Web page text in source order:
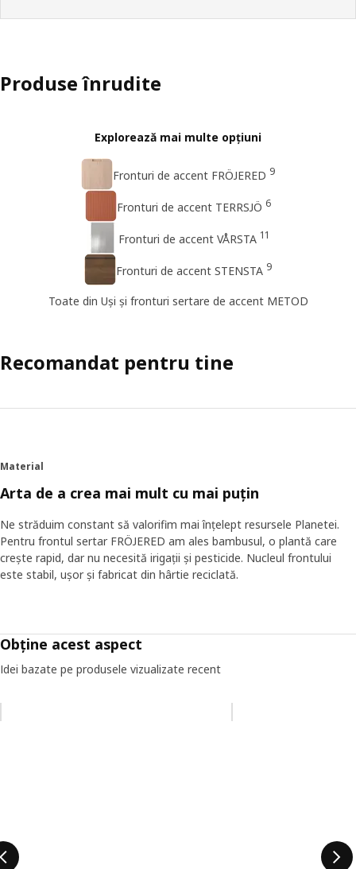
Produse înrudite
Explorează mai multe opțiuni
Fronturi de accent FRÖJERED 9
Fronturi de accent TERRSJÖ 6
Fronturi de accent VÅRSTA 11
Fronturi de accent STENSTA 9
Toate din Uși și fronturi sertare de accent METOD
Recomandat pentru tine
Material
Arta de a crea mai mult cu mai puțin
Ne străduim constant să valorifim mai înțelept resursele Planetei.
Pentru frontul sertar FRÖJERED am ales bambusul, o plantă care
crește rapid, dar nu necesită irigații și pesticide. Nucleul frontului
este stabil, ușor și fabricat din hârtie reciclată.
Obține acest aspect
Idei bazate pe produsele vizualizate recent